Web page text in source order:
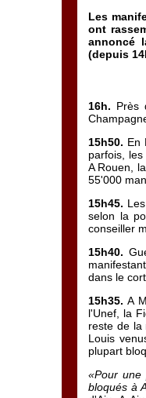
Les
ont
annoncé
(depuis
16h. Près
15h50. En
parfois,
A Rouen,
55'000
15h45.
selon la
conseiller
15h40.
dans le
15h35. A
l'Unef, la
reste de la
Louis
plupart
«Pour une
bloqués à